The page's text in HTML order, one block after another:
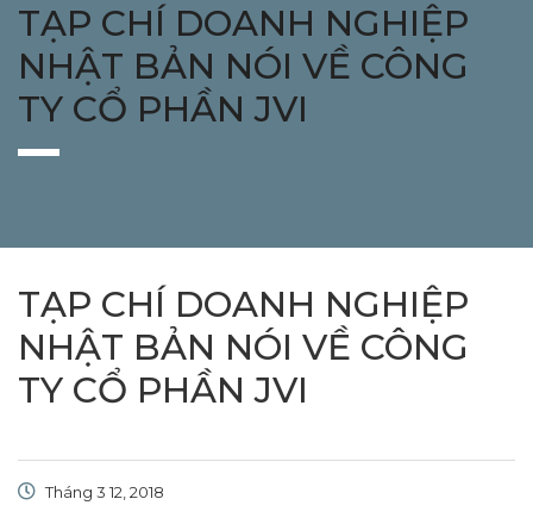
TẠP CHÍ DOANH NGHIỆP
NHẬT BẢN NÓI VỀ CÔNG
TY CỔ PHẦN JVI
TẠP CHÍ DOANH NGHIỆP
NHẬT BẢN NÓI VỀ CÔNG
TY CỔ PHẦN JVI
Tháng 3 12, 2018